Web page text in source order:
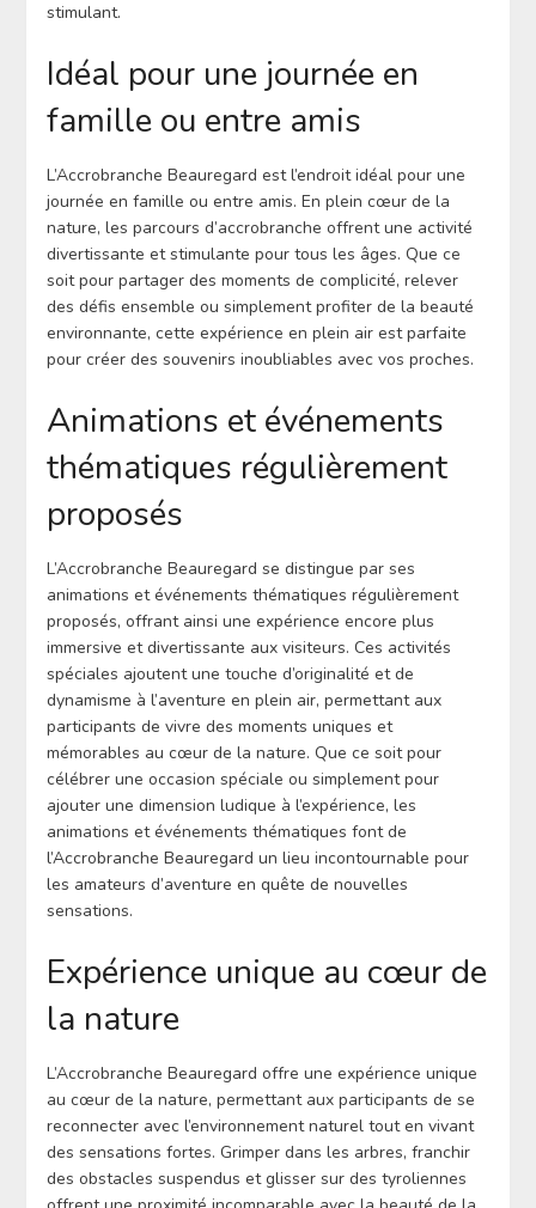
stimulant.
Idéal pour une journée en
famille ou entre amis
L’Accrobranche Beauregard est l’endroit idéal pour une
journée en famille ou entre amis. En plein cœur de la
nature, les parcours d’accrobranche offrent une activité
divertissante et stimulante pour tous les âges. Que ce
soit pour partager des moments de complicité, relever
des défis ensemble ou simplement profiter de la beauté
environnante, cette expérience en plein air est parfaite
pour créer des souvenirs inoubliables avec vos proches.
Animations et événements
thématiques régulièrement
proposés
L’Accrobranche Beauregard se distingue par ses
animations et événements thématiques régulièrement
proposés, offrant ainsi une expérience encore plus
immersive et divertissante aux visiteurs. Ces activités
spéciales ajoutent une touche d’originalité et de
dynamisme à l’aventure en plein air, permettant aux
participants de vivre des moments uniques et
mémorables au cœur de la nature. Que ce soit pour
célébrer une occasion spéciale ou simplement pour
ajouter une dimension ludique à l’expérience, les
animations et événements thématiques font de
l’Accrobranche Beauregard un lieu incontournable pour
les amateurs d’aventure en quête de nouvelles
sensations.
Expérience unique au cœur de
la nature
L’Accrobranche Beauregard offre une expérience unique
au cœur de la nature, permettant aux participants de se
reconnecter avec l’environnement naturel tout en vivant
des sensations fortes. Grimper dans les arbres, franchir
des obstacles suspendus et glisser sur des tyroliennes